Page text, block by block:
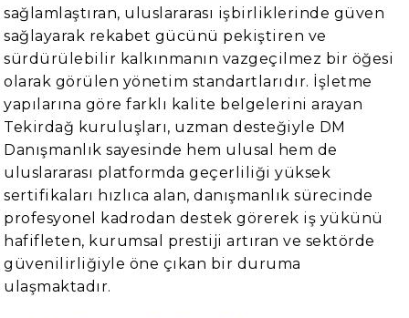
sağlamlaştıran, uluslararası işbirliklerinde güven
sağlayarak rekabet gücünü pekiştiren ve
sürdürülebilir kalkınmanın vazgeçilmez bir öğesi
olarak görülen yönetim standartlarıdır. İşletme
yapılarına göre farklı kalite belgelerini arayan
Tekirdağ kuruluşları, uzman desteğiyle DM
Danışmanlık sayesinde hem ulusal hem de
uluslararası platformda geçerliliği yüksek
sertifikaları hızlıca alan, danışmanlık sürecinde
profesyonel kadrodan destek görerek iş yükünü
hafifleten, kurumsal prestiji artıran ve sektörde
güvenilirliğiyle öne çıkan bir duruma
ulaşmaktadır.